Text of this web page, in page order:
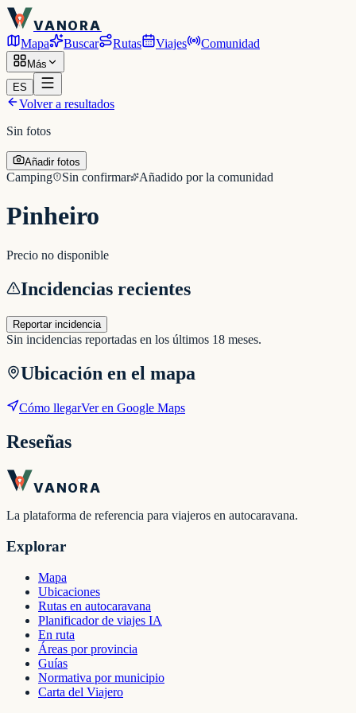
VANORA
Mapa Buscar Rutas Viajes Comunidad
Más
ES
Volver a resultados
Sin fotos
Añadir fotos
Camping Sin confirmar Añadido por la comunidad
Pinheiro
Precio no disponible
Incidencias recientes
Reportar incidencia
Sin incidencias reportadas en los últimos 18 meses.
Ubicación en el mapa
Cómo llegarVer en Google Maps
Reseñas
VANORA
La plataforma de referencia para viajeros en autocaravana.
Explorar
Mapa
Ubicaciones
Rutas en autocaravana
Planificador de viajes IA
En ruta
Áreas por provincia
Guías
Normativa por municipio
Carta del Viajero